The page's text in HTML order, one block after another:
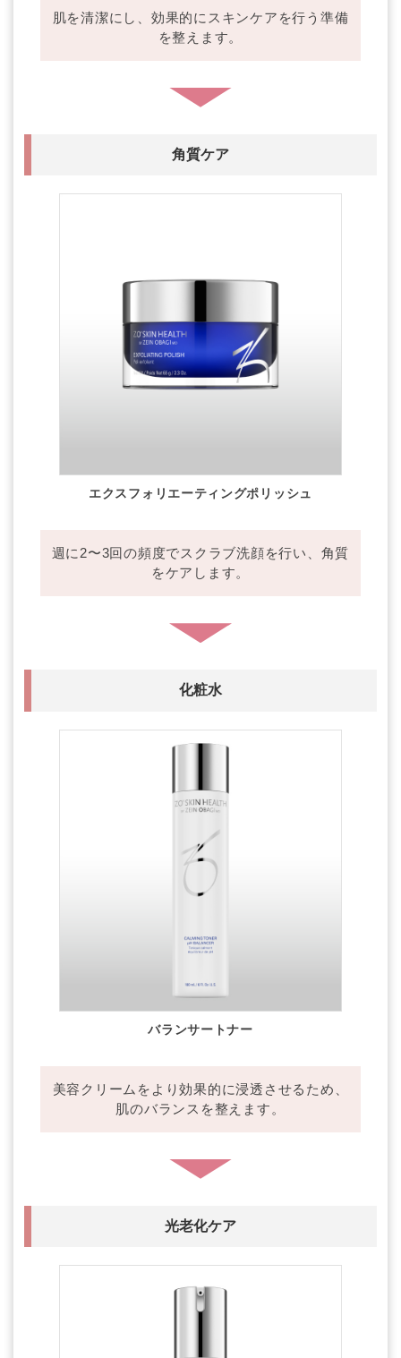
肌を清潔にし、効果的にスキンケアを行う準備
を整えます。
角質ケア
エクスフォリエーティングポリッシュ
週に2〜3回の頻度でスクラブ洗顔を行い、角質
をケアします。
化粧水
バランサートナー
美容クリームをより効果的に浸透させるため、
肌のバランスを整えます。
光老化ケア